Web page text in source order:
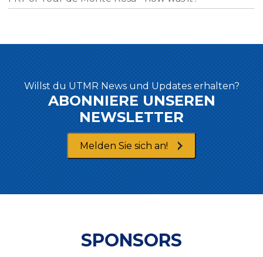
Willst du UTMR News und Updates erhalten?
ABONNIERE UNSEREN
NEWSLETTER
Melden Sie sich an!
SPONSORS